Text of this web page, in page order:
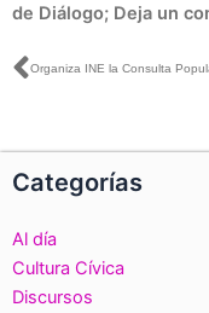
de Diálogo; Deja un
Ant
Categorías
Al día
Cultura Cívica
Discursos